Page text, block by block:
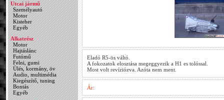
Utcai jármű
Személyautó
Motor
Kisteher
Egyéb
Alkatrész
Motor
Hajtáslánc
Futómű
Felni, gumi
Ülés, kormány, öv
Audio, multimédia
Kiegészítő, tuning
Bontás
Egyéb
Eladó R5-ös váltó.
A fokozatok elosztása megeggyezik a H1 es tolóssal.
Most volt revíziózva. Azóta nem ment.
Ár: